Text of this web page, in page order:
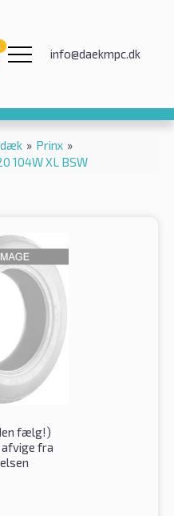
info@daekmpc.dk
» Prinx »
104W XL BSW
fælg!)
afvige fra